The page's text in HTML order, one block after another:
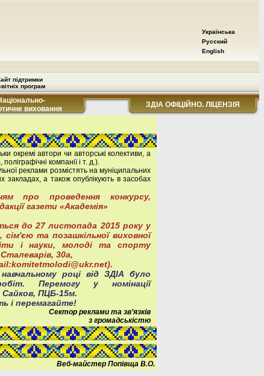
Українська
Русский
English
підтримки
програм
виховання
ЗДІА ОФІЦІЙНО. ЛІЦЕНЗІЯ
окремі автори чи авторські колективи, а
компанії і т. д.).
реклами розмістять на муніципальних
закладах, а також опублікують в засобах
про проведення конкурсу,
газети «Академія»
до 27 листопада 2015 року у
та позашкільної виховної
і науки, молоді та спорту
Сталеварів, 30а,
komitetmolodi@ukr.net).
році від ЗДІА було
Перемогу у номінації
Сайков, ПЦБ-15м.
і перемагайте!
Сектор реклами та зв’язків
з громадськістю
Веб-майстер Попівща В.О.